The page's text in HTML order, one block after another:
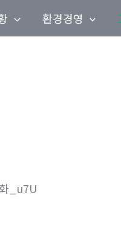
환경경영
_u7U